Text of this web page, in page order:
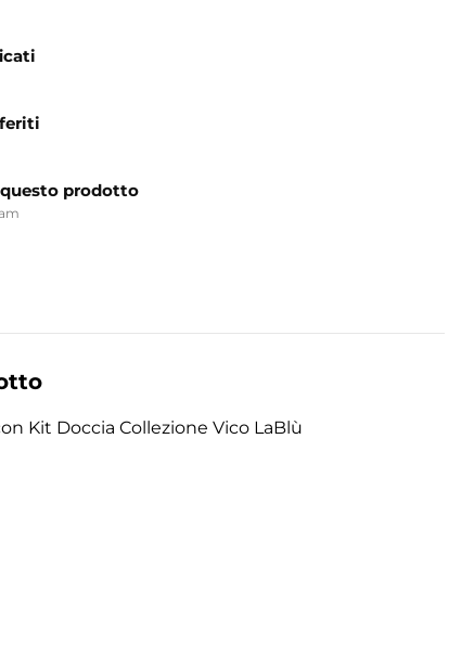
prodotto
Kit Doccia Collezione Vico LaBlù